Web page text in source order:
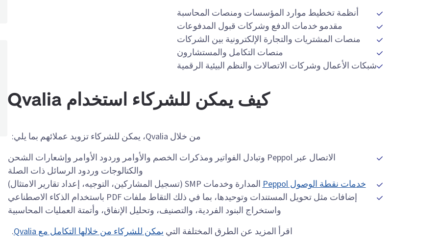
أنظمة تخطيط موارد المؤسسات ومنصات المحاسبة
مقدمو خدمات الدفع وشركات قبول المدفوعات
منصات المشتريات والتجارة الإلكترونية بين الشركات
منصات التكامل والمستشارون
شبكات الأعمال وشركات الاتصالات والنظم البيئية الرقمية
كيف يمكن للشركاء استخدام Qvalia
من خلال Qvalia، يمكن للشركاء تزويد عملائهم بما يلي:
الاتصال عبر Peppol وتبادل الفواتير ومذكرات الخصم والأوامر وردود الأوامر وإشعارات الشحن
والكتالوجات وردود الرسائل ذات الصلة
خدمات نقطة الوصول Peppol
المدارة وخدمات SMP (تسجيل المشاركين، التوجيه، إعداد تقارير الامتثال)
إضافات مثل تحويل المستندات وتوحيدها، بما في ذلك التقاط ملفات PDF باستخدام الذكاء الاصطناعي
واستخراج البنود الفردية، والتصنيف، وتحليل الإنفاق، وأتمتة العمليات المحاسبية
اقرأ المزيد عن الطرق المختلفة التي يمكن للشركاء من خلالها التكامل مع Qvalia .